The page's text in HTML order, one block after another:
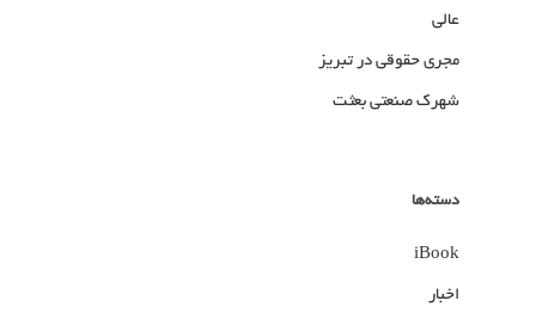
عالی
مجری حقوقی در تبریز
شهرک صنعتی بعثت
دسته‌ها
iBook
اخبار